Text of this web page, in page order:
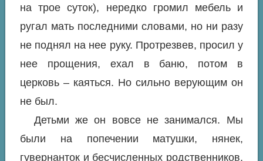
на трое суток), нередко громил мебель и
ругал мать последними словами, но ни разу
не поднял на нее руку. Протрезвев, просил у
нее прощения, ехал в баню, потом в
церковь – каяться. Но сильно верующим он
не был.
Детьми же он вовсе не занимался. Мы
были на попечении матушки, нянек,
гувернанток и бесчисленных родственников,